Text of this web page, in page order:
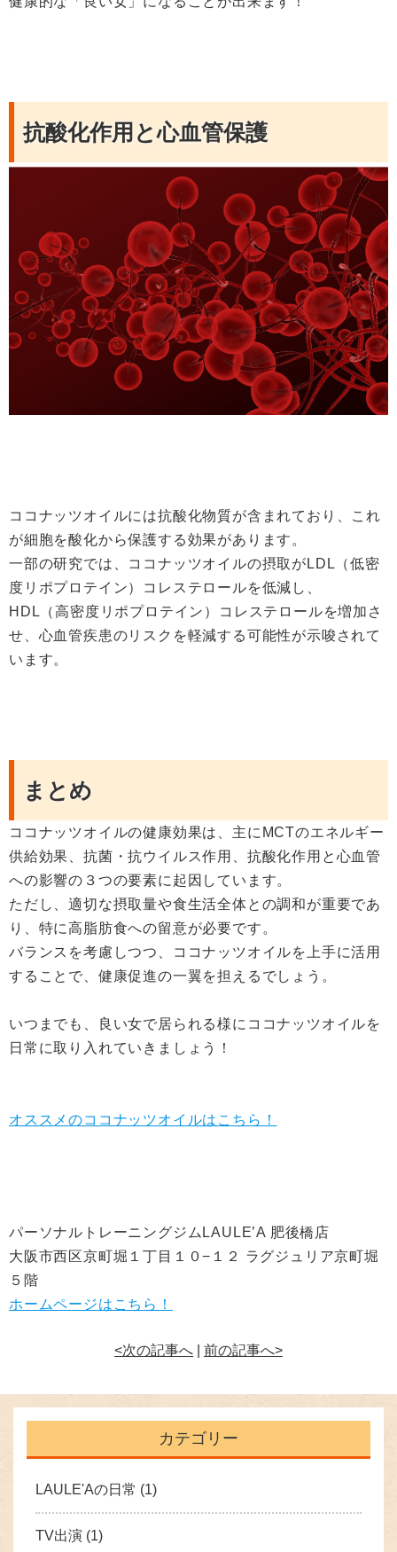
抗酸化作用と心血管保護
ココナッツオイルには抗酸化物質が含まれており、これ
が細胞を酸化から保護する効果があります。
一部の研究では、ココナッツオイルの摂取がLDL（低密
度リポプロテイン）コレステロールを低減し、
HDL（高密度リポプロテイン）コレステロールを増加さ
せ、心血管疾患のリスクを軽減する可能性が示唆されて
います。
まとめ
ココナッツオイルの健康効果は、主にMCTのエネルギー
供給効果、抗菌・抗ウイルス作用、抗酸化作用と心血管
への影響の３つの要素に起因しています。
ただし、適切な摂取量や食生活全体との調和が重要であ
り、特に高脂肪食への留意が必要です。
バランスを考慮しつつ、ココナッツオイルを上手に活用
することで、健康促進の一翼を担えるでしょう。
いつまでも、良い女で居られる様にココナッツオイルを
日常に取り入れていきましょう！
オススメのココナッツオイルはこちら！
パーソナルトレーニングジムLAULE’A 肥後橋店
大阪市西区京町堀１丁目１０−１２ ラグジュリア京町堀
５階
ホームページはこちら！
<次の記事へ 前の記事へ>
カテゴリー
LAULE'Aの日常 (1)
TV出演 (1)